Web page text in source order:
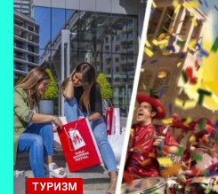
ТУРИЗМ